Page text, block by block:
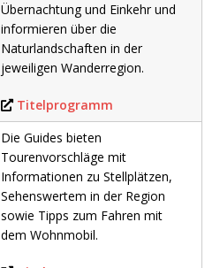
Übernachtung und Einkehr und
informieren über die
Naturlandschaften in der
jeweiligen Wanderregion.
Titelprogramm
Die Guides bieten
Tourenvorschläge mit
Informationen zu Stellplätzen,
Sehenswertem in der Region
sowie Tipps zum Fahren mit
dem Wohnmobil.